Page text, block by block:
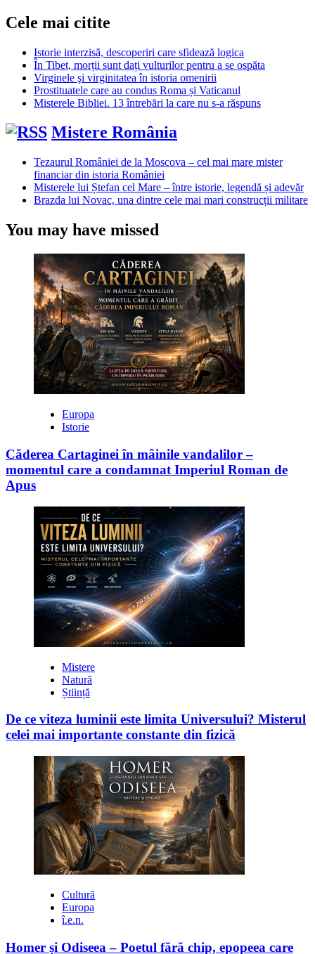
Cele mai citite
Istorie interzisă, descoperiri care sfidează logica
În Tibet, morții sunt dați vulturilor pentru a se ospăta
Virginele şi virginitatea în istoria omenirii
Prostituatele care au condus Roma și Vaticanul
Misterele Bibliei. 13 întrebări la care nu s-a răspuns
Mistere România
Tezaurul României de la Moscova – cel mai mare mister
financiar din istoria României
Misterele lui Ștefan cel Mare – între istorie, legendă și adevăr
Brazda lui Novac, una dintre cele mai mari construcții militare
You may have missed
Europa
Istorie
Căderea Cartaginei în mâinile vandalilor –
momentul care a condamnat Imperiul Roman de
Apus
Mistere
Natură
Știință
De ce viteza luminii este limita Universului? Misterul
celei mai importante constante din fizică
Cultură
Europa
î.e.n.
Homer și Odiseea – Poetul fără chip, epopeea care